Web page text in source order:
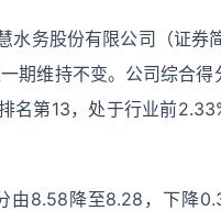
务股份有限公司（证券
期维持不变。公司综合
第13，处于行业前
由8.58降至8.28，下降